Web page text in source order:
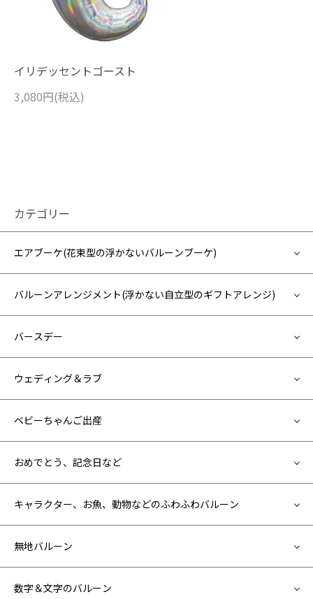
イリデッセントゴースト
3,080円(税込)
カテゴリー
エアブーケ(花束型の浮かないバルーンブーケ)
バルーンアレンジメント(浮かない自立型のギフトアレンジ)
バースデー
ウェディング＆ラブ
ベビーちゃんご出産
おめでとう、記念日など
キャラクター、お魚、動物などのふわふわバルーン
無地バルーン
数字＆文字のバルーン